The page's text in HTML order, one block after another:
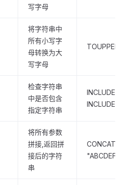
写字母
将字符串中
所有小写字
母转换为大
写字母
检查字符串
中是否包含
指定字符串
将所有参数
拼接,返回拼
接后的字符
串
"ABCDEF"